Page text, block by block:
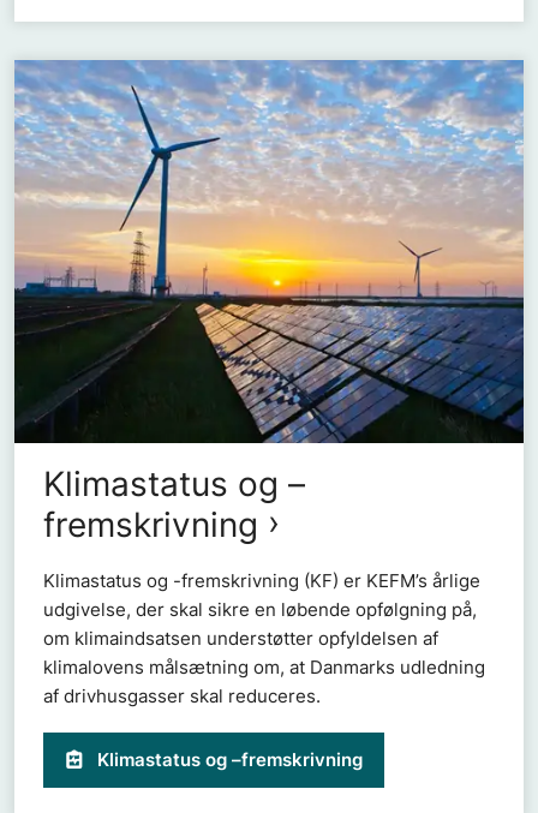
Klimastatus og –
fremskrivning
Klimastatus og -fremskrivning (KF) er KEFM’s årlige
udgivelse, der skal sikre en løbende opfølgning på,
om klimaindsatsen understøtter opfyldelsen af
klimalovens målsætning om, at Danmarks udledning
af drivhusgasser skal reduceres.
Klimastatus og –fremskrivning